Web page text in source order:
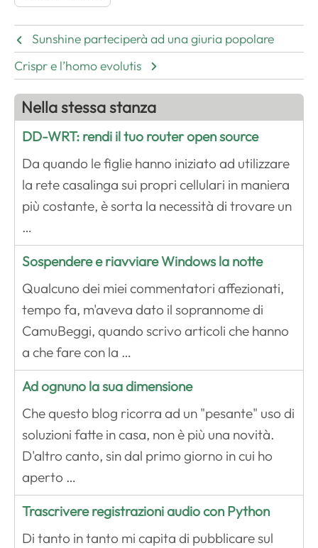
Sunshine parteciperà ad una giuria popolare
Crispr e l’homo evolutis
Nella stessa stanza
DD-WRT: rendi il tuo router open source
Da quando le figlie hanno iniziato ad utilizzare
la rete casalinga sui propri cellulari in maniera
più costante, è sorta la necessità di trovare un
…
Sospendere e riavviare Windows la notte
Qualcuno dei miei commentatori affezionati,
tempo fa, m'aveva dato il soprannome di
CamuBeggi, quando scrivo articoli che hanno
a che fare con la …
Ad ognuno la sua dimensione
Che questo blog ricorra ad un "pesante" uso di
soluzioni fatte in casa, non è più una novità.
D'altro canto, sin dal primo giorno in cui ho
aperto …
Trascrivere registrazioni audio con Python
Di tanto in tanto mi capita di pubblicare sul